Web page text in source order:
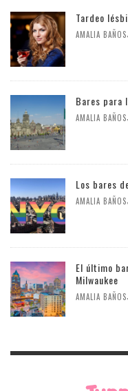
Tardeo
AMALIA BAÑOS
Bares para
AMALIA BAÑOS
Los bares
AMALIA BAÑOS
El último
Milwaukee
AMALIA BAÑOS